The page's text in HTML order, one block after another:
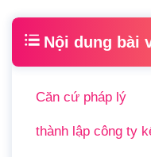
Nội dung bài
Căn cứ pháp lý
thành lập công ty